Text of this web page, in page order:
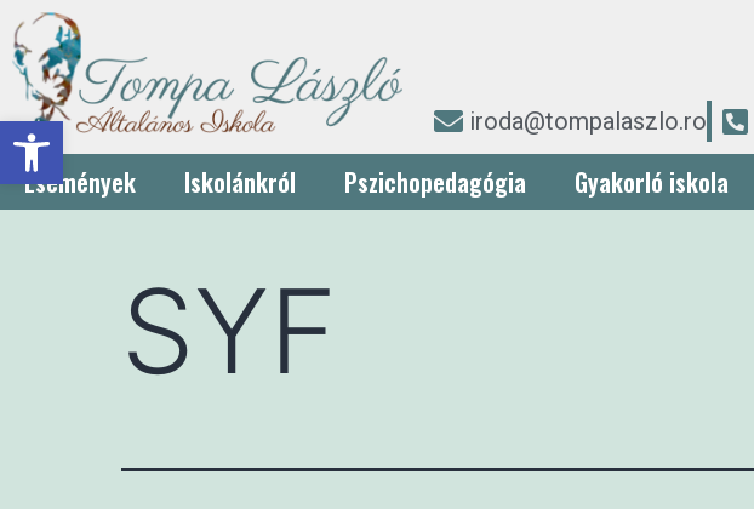
Eszköztár megnyitása iroda@tompalaszlo.ro
Események Iskolánkról Pszichopedagógia Gyakorló iskola
SYF